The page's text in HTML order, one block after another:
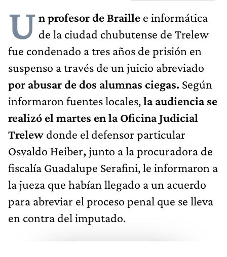
U n profesor de Braille e informática
de la ciudad chubutense de Trelew
fue condenado a tres años de prisión en
suspenso a través de un juicio abreviado
por abusar de dos alumnas ciegas. Según
informaron fuentes locales,la audiencia se
realizó el martes en la Oficina Judicial
Trelew donde el defensor particular
Osvaldo Heiber,junto a la procuradora de
fiscalía Guadalupe Serafini, le informaron a
la jueza que habían llegado a un acuerdo
para abreviar el proceso penal que se lleva
en contra del imputado.